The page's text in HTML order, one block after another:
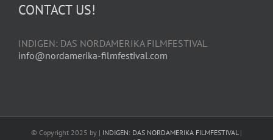
CONTACT US!
INDIGEN: DAS NORDAMERIKA FILMFESTIVAL
info@nordamerika-filmfestival.com
© Copyright 2025 by | INDIGEN: DAS NORDAMERIKA FILMFESTIVAL |